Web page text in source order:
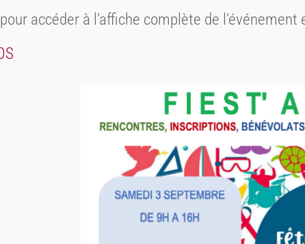
accéder à l’affiche complète de